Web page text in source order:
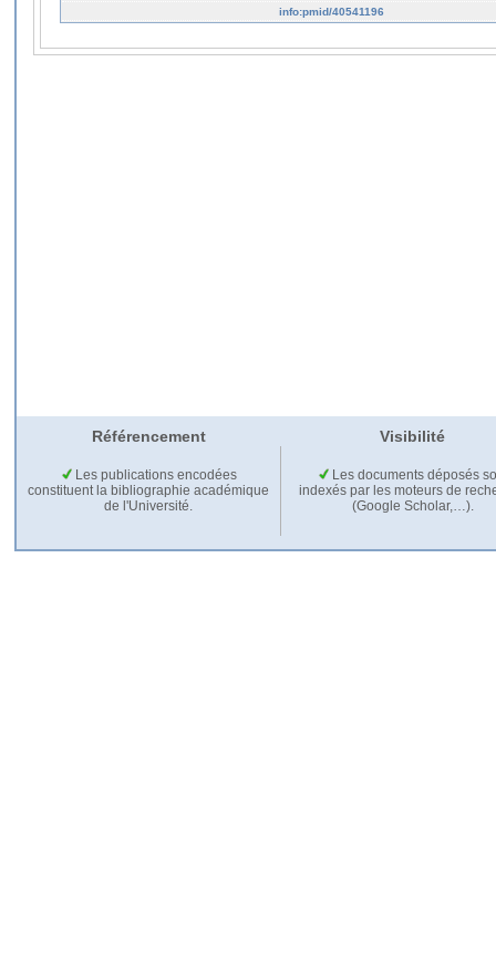
info:pmid/40541196
Référencement Visibilité
Les publications encodées
constituent la bibliographie académique
de l'Université.
Les documents déposés
indexés par les moteurs de
(Google Scholar,…).